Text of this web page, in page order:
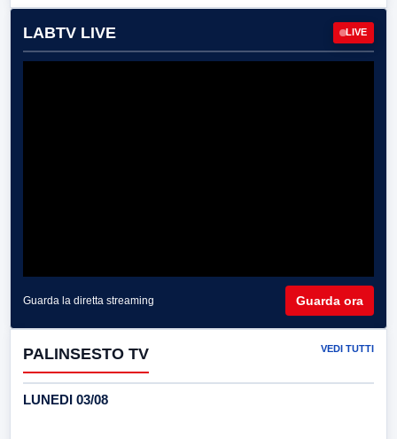
LABTV LIVE LIVE
Guarda la diretta streaming Guarda ora
PALINSESTO TV VEDI TUTTI
LUNEDI 03/08